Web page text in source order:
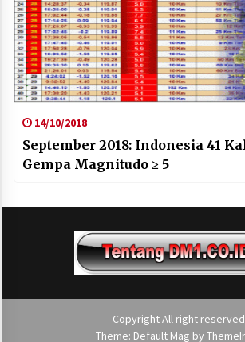
14/10/2018
September 2018: Indonesia 41
Gempa Magnitudo ≥ 5
Copyright All right reserved
Theme: Default Mag by